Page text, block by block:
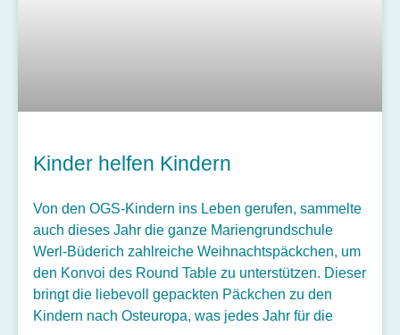
Kinder helfen Kindern
Von den OGS-Kindern ins Leben gerufen, sammelte
auch dieses Jahr die ganze Mariengrundschule
Werl-Büderich zahlreiche Weihnachtspäckchen, um
den Konvoi des Round Table zu unterstützen. Dieser
bringt die liebevoll gepackten Päckchen zu den
Kindern nach Osteuropa, was jedes Jahr für die